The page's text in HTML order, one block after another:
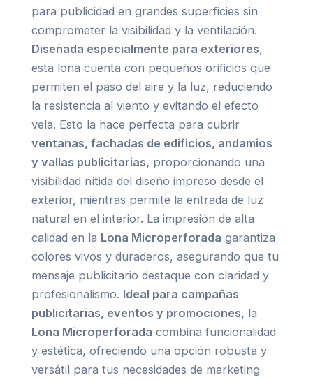
para publicidad en grandes superficies sin
comprometer la visibilidad y la ventilación.
Diseñada especialmente para exteriores,
esta lona cuenta con pequeños orificios que
permiten el paso del aire y la luz, reduciendo
la resistencia al viento y evitando el efecto
vela. Esto la hace perfecta para cubrir
ventanas, fachadas de edificios, andamios
y vallas publicitarias, proporcionando una
visibilidad nítida del diseño impreso desde el
exterior, mientras permite la entrada de luz
natural en el interior. La impresión de alta
calidad en la Lona Microperforada garantiza
colores vivos y duraderos, asegurando que tu
mensaje publicitario destaque con claridad y
profesionalismo. Ideal para campañas
publicitarias, eventos y promociones, la
Lona Microperforada combina funcionalidad
y estética, ofreciendo una opción robusta y
versátil para tus necesidades de marketing